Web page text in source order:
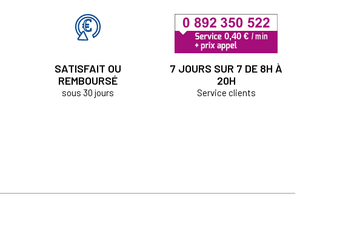
SATISFAIT OU
REMBOURSÉ
sous 30 jours
7 JOURS SUR 7 DE 8H À
20H
Service clients